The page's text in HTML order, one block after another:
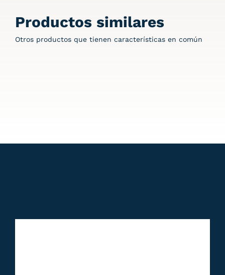
Productos similares
Otros productos que tienen características en común